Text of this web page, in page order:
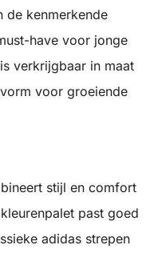
de kenmerkende
have voor jonge
verkrijgbaar in maat
voor groeiende
stijl en comfort
past goed
adidas strepen